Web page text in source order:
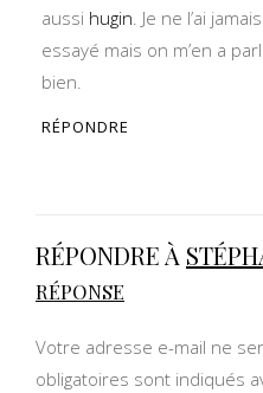
aussi hugin. Je ne l’ai jamais
essayé mais on m’en a
bien.
RÉPONDRE
RÉPONDRE À
RÉPONSE
Votre adresse e-mail ne
obligatoires sont indiqués